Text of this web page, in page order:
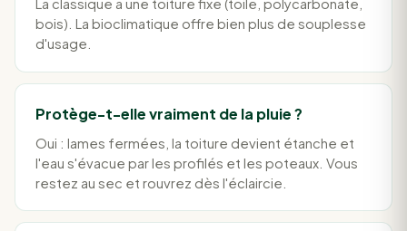
La classique a une toiture fixe (toile, polycarbonate,
bois). La bioclimatique offre bien plus de souplesse
d'usage.
Protège-t-elle vraiment de la pluie ?
Oui : lames fermées, la toiture devient étanche et
l'eau s'évacue par les profilés et les poteaux. Vous
restez au sec et rouvrez dès l'éclaircie.